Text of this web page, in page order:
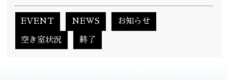
EVENT NEWS お知らせ
空き室状況 終了